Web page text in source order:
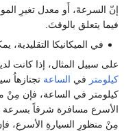
إنّ السرعةَ، أَو معدل تغيرِ
فيما يتعلق بالوقتَ.
في الميكانيكا
على سبيل المثال، إذا كانت
كيلومتر في الساعة
كيلومتر في الساعة، فإن مِنْ